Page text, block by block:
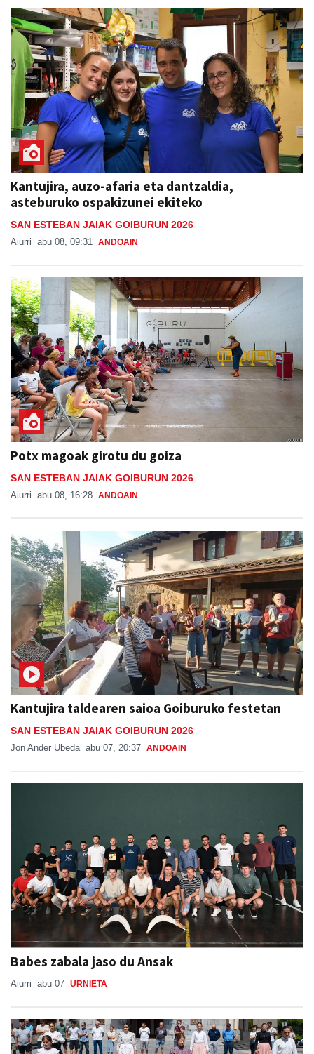
Kantujira, auzo-afaria eta dantzaldia,
asteburuko ospakizunei ekiteko
SAN ESTEBAN JAIAK GOIBURUN 2026
Aiurri abu 08, 09:31 ANDOAIN
Potx magoak girotu du goiza
SAN ESTEBAN JAIAK GOIBURUN 2026
Aiurri abu 08, 16:28 ANDOAIN
Kantujira taldearen saioa Goiburuko festetan
SAN ESTEBAN JAIAK GOIBURUN 2026
Jon Ander Ubeda abu 07, 20:37 ANDOAIN
Babes zabala jaso du Ansak
Aiurri abu 07 URNIETA